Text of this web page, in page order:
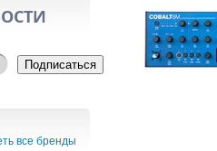
Подписаться
все бренды